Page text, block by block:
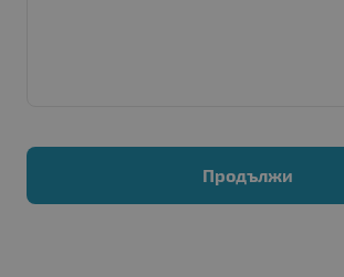
Продължи